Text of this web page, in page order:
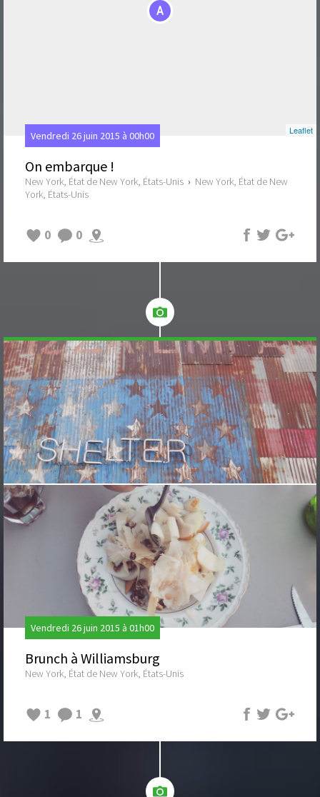
A
B
Leaflet
Vendredi 26 juin 2015 à 00h00
On embarque !
New York, État de New York, États-Unis › New York, État de New
York, États-Unis
0 0
Vendredi 26 juin 2015 à 01h00
Brunch à Williamsburg
New York, État de New York, États-Unis
1 1